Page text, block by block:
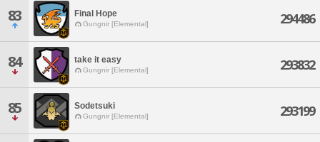
83 Final Hope
Gungnir [Elemental] 294486
84 take it easy
Gungnir [Elemental] 293832
85 Sodetsuki
Gungnir [Elemental] 293199